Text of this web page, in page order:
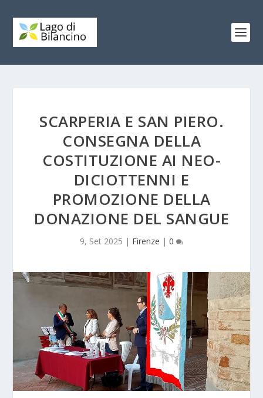
SCARPERIA E SAN PIERO.
CONSEGNA DELLA
COSTITUZIONE AI NEO-
DICIOTTENNI E
PROMOZIONE DELLA
DONAZIONE DEL SANGUE
9, Set 2025 | Firenze | 0